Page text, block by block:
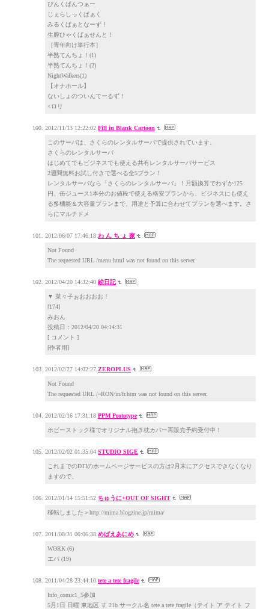
ぴんくぱんつぁー
じぇらしっくぱぁく
みるくぱぁとなーず！
生膣ひゃくぱぁせんと！
［青年向け単行本］
半熟てんちょ！(1)
半熟てんちょ！(2)
NightWalkers(1)
【オナホール】
ないしょのついんてーるず！
<ロリ
2012/11/13 12:22:02 Fill in Blank Cartoon
このサーバは、さくらのレンタルサーバで提供されています。
さくらのレンタルサーバ
はじめてでもビジネスでも使える共有レンタルサーバサービス
2週間無料お試し付きで選べる全5プラン！
レンタルサーバなら「さくらのレンタルサーバ」！月額換算でわずか125
円、缶ジュース1本分のお値段で使える格安プランから、ビジネスにも使え
る多機能＆大容量プランまで、用途と予算に合わせてプランを選べます。さ
らにマルチドメ
2012/06/07 17:46:18 わ ん ち ょ 家
Not Found
The requested URL /menu.html was not found on this server.
2012/04/20 14:32:40 絵日記
▼ 菜々子ぉおおおお！
[174]
みおん
投稿日：2012/04/20 04:14:31
[ コメント ]
[作者用]
2012/02/27 14:02:27 ZEROPLUS
Not Found
The requested URL /~RON/in/fr.htm was not found on this server.
2012/02/16 17:31:18 PPM Prototype
ホビーストック様でオリジナル抱き枕カバー再販売予約受付中！
2012/02/02 01:35:04 STUDIO SIGE
これまでのDTIのホームページサービスの方は2月末にアクセスできなくなり
ますので、
2012/01/14 15:51:52 ちゅうに+OUT OF SIGHT
移転しました＞http://mima.blogzine.jp/mima/
2011/08/31 00:06:38 めばえあにめ
WORK (6)
エバ (19)
2011/04/28 23:44:10 tete a tete fragile
Info_comic1_5参加
5月1日 日曜 東地区 す 21b サークル名 tete a tete fragile（テイト ア テイト フ